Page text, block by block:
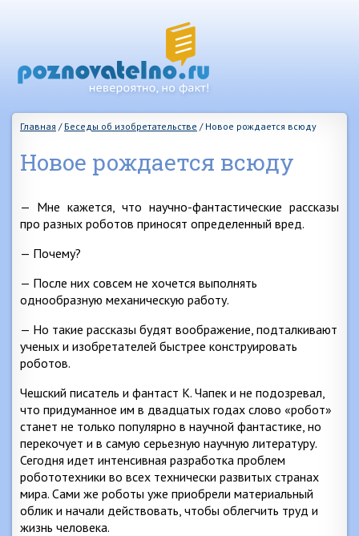
Главная / Беседы об изобретательстве / Новое рождается всюду
Новое рождается всюду
— Мне кажется, что научно-фантастические рассказы
про разных роботов приносят определенный вред.
— Почему?
— После них совсем не хочется выполнять
однообразную механическую работу.
— Но такие рассказы будят воображение, подталкивают
ученых и изобретателей быстрее конструировать
роботов.
Чешский писатель и фантаст К. Чапек и не подозревал,
что придуманное им в двадцатых годах слово «робот»
станет не только популярно в научной фантастике, но
перекочует и в самую серьезную научную литературу.
Сегодня идет интенсивная разработка проблем
робототехники во всех технически развитых странах
мира. Сами же роботы уже приобрели материальный
облик и начали действовать, чтобы облегчить труд и
жизнь человека.